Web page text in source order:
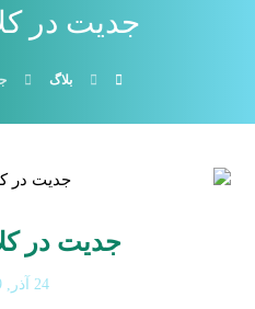
جدیت در
بلاگ
جدیت در
24 آذر, 1399